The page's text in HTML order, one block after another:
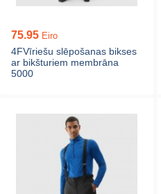
75.95 Eiro
4FVīriešu slēpošanas bikses
ar bikšturiem membrāna
5000